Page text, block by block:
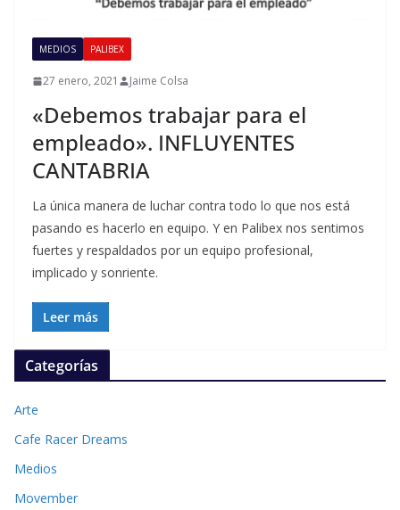
MEDIOS PALIBEX
27 enero, 2021 Jaime Colsa
«Debemos trabajar para el
empleado». INFLUYENTES
CANTABRIA
La única manera de luchar contra todo lo que nos está
pasando es hacerlo en equipo. Y en Palibex nos sentimos
fuertes y respaldados por un equipo profesional,
implicado y sonriente.
Leer más
Categorías
Arte
Cafe Racer Dreams
Medios
Movember